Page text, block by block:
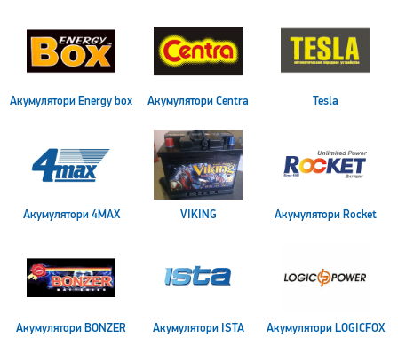
Акумулятори Energy box Акумулятори Centra Tesla
Акумулятори 4MAX VIKING Акумулятори Rocket
Акумулятори BONZER Акумулятори ISTA Акумулятори LOGICFOX